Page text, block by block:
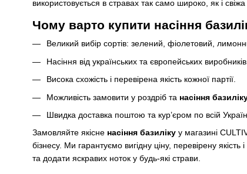
використовується в стравах так само широко, як і
Чому варто купити насіння
Великий вибір сортів: зелений, фіолетовий,
Насіння від українських та європейських виробників.
Висока схожість і перевірена якість кожної партії.
Можливість замовити у роздріб та насіння
Швидка доставка поштою та кур’єром по всій
Замовляйте якісне насіння базиліку у магазині
бізнесу. Ми гарантуємо вигідну ціну, перевірену
та додати яскравих ноток у будь-які страви.